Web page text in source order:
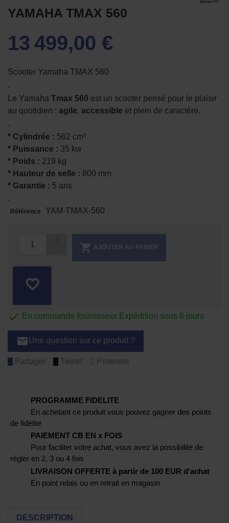
YAMAHA TMAX 560
13 499,00 €
Scooter Yamaha TMAX 560
.
Le Yamaha Tmax 560 est un scooter pensé pour le plaisir
au quotidien : agile, accessible et plein de caractère.
.
* Cylindrée : 562 cm³
* Puissance : 35 kw
* Poids : 219 kg
* Hauteur de selle : 800 mm
* Garantie : 5 ans
.
Référence YAM-TMAX-560
 AJOUTER AU PANIER
favorite_border
 En commande fournisseur Expédition sous 8 jours
emailUne question sur ce produit ?
Partager Tweet Pinterest
PROGRAMME FIDELITE
En achetant ce produit vous pouvez gagner des points
de fidélité
PAIEMENT CB EN x FOIS
Pour faciliter votre achat, vous avez la possibilité de
régler en 2, 3 ou 4 fois
LIVRAISON OFFERTE à partir de 100 EUR d'achat
En point relais ou en retrait en magasin
DESCRIPTION